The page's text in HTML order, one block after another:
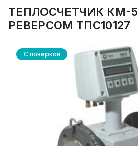
ТЕПЛОСЧЕТЧИК КМ-
РЕВЕРСОМ ТПС10127
С поверкой